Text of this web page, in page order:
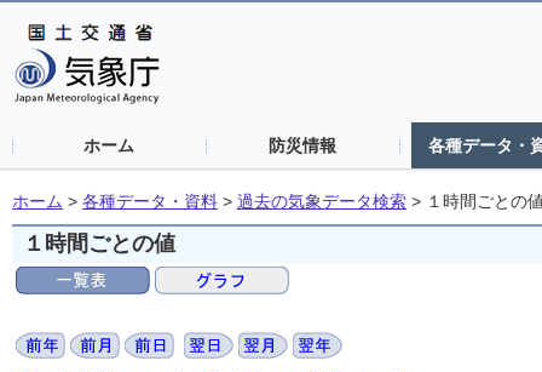
ホーム 防災情報 各種データ・
ホーム > 各種データ・資料 > 過去の気象データ検索 > １時間ごとの
１時間ごとの値